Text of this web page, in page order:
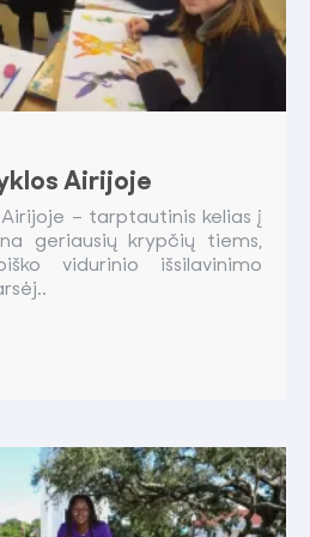
Airijoje
– tarptautinis kelias į
geriausių krypčių tiems,
vidurinio išsilavinimo